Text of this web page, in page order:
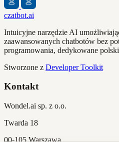
czatbot.ai
Intuicyjne narzędzie AI
zaawansowanych chatbotów bez
programowania, dedykowane
Stworzone z Developer Toolkit
Kontakt
Wondel.ai sp. z o.o.
Twarda 18
00-105 Warszawa